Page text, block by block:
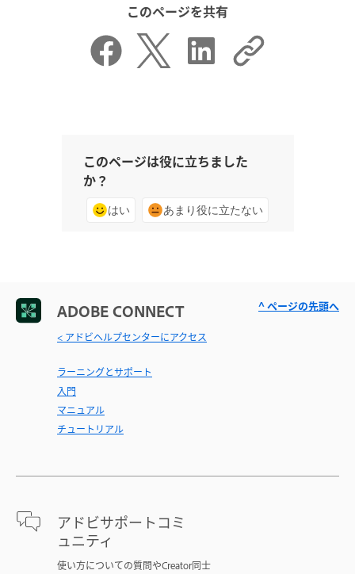
このページを共有
このページは役に立ちました
か？
はい あまり役に立たない
ADOBE CONNECT
< アドビヘルプセンターにアクセス
ラーニングとサポート
入門
マニュアル
チュートリアル
アドビサポートコミ
ュニティ
使い方についての質問やCreator同士
^ ページの先頭へ